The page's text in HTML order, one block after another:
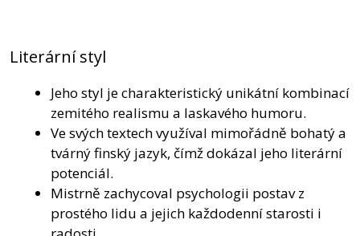
Literární styl
Jeho styl je charakteristický unikátní kombinací
zemitého realismu a laskavého humoru.
Ve svých textech využíval mimořádně bohatý a
tvárný finský jazyk, čímž dokázal jeho literární
potenciál.
Mistrně zachycoval psychologii postav z
prostého lidu a jejich každodenní starosti i